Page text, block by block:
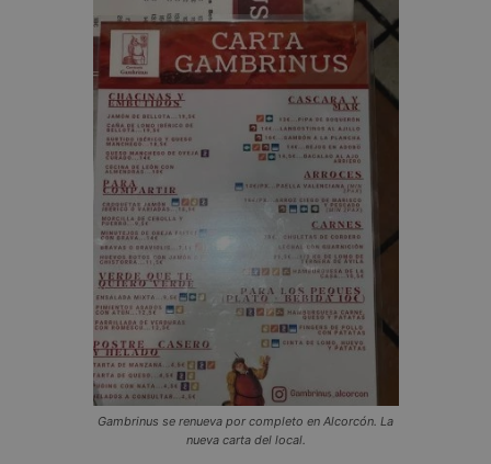
Gambrinus se renueva por completo en Alcorcón. La
nueva carta del local.